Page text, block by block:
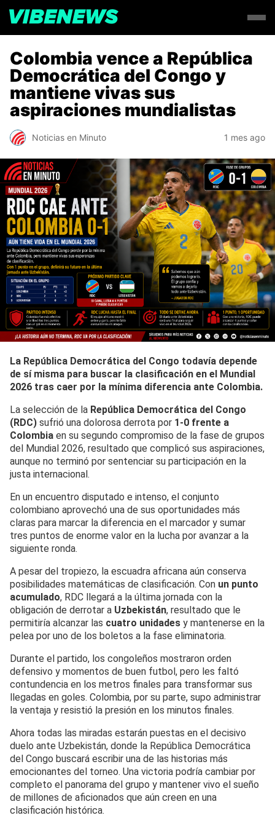
Colombia vence a República
Democrática del Congo y
mantiene vivas sus
aspiraciones mundialistas
Noticias en Minuto 1 mes ago
La República Democrática del Congo todavía depende
de sí misma para buscar la clasificación en el Mundial
2026 tras caer por la mínima diferencia ante Colombia.
La selección de la República Democrática del Congo
(RDC) sufrió una dolorosa derrota por 1-0 frente a
Colombia en su segundo compromiso de la fase de grupos
del Mundial 2026, resultado que complicó sus aspiraciones,
aunque no terminó por sentenciar su participación en la
justa internacional.
En un encuentro disputado e intenso, el conjunto
colombiano aprovechó una de sus oportunidades más
claras para marcar la diferencia en el marcador y sumar
tres puntos de enorme valor en la lucha por avanzar a la
siguiente ronda.
A pesar del tropiezo, la escuadra africana aún conserva
posibilidades matemáticas de clasificación. Con un punto
acumulado, RDC llegará a la última jornada con la
obligación de derrotar a Uzbekistán, resultado que le
permitiría alcanzar las cuatro unidades y mantenerse en la
pelea por uno de los boletos a la fase eliminatoria.
Durante el partido, los congoleños mostraron orden
defensivo y momentos de buen futbol, pero les faltó
contundencia en los metros finales para transformar sus
llegadas en goles. Colombia, por su parte, supo administrar
la ventaja y resistió la presión en los minutos finales.
Ahora todas las miradas estarán puestas en el decisivo
duelo ante Uzbekistán, donde la República Democrática
del Congo buscará escribir una de las historias más
emocionantes del torneo. Una victoria podría cambiar por
completo el panorama del grupo y mantener vivo el sueño
de millones de aficionados que aún creen en una
clasificación histórica.